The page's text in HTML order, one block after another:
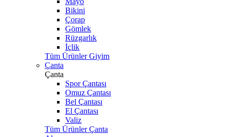
Bikini
Çorap
Gömlek
Rüzgarlık
İçlik
Tüm Ürünler Giyim
Çanta
Çanta
Spor Çantası
Omuz Çantası
Bel Çantası
El Çantası
Valiz
Tüm Ürünler Çanta